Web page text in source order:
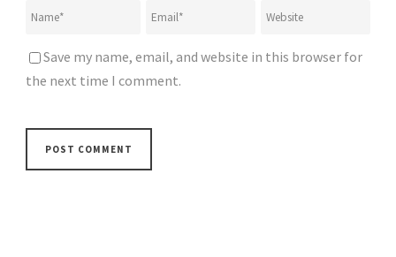
Save my name, email, and website in this browser for
the next time I comment.